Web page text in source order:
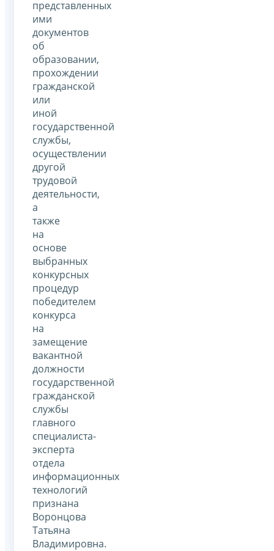
представленных
ими
документов
об
образовании,
прохождении
гражданской
или
иной
государственной
службы,
осуществлении
другой
трудовой
деятельности,
а
также
на
основе
выбранных
конкурсных
процедур
победителем
конкурса
на
замещение
вакантной
должности
государственной
гражданской
службы
главного
специалиста-
эксперта
отдела
информационных
технологий
признана
Воронцова
Татьяна
Владимировна.